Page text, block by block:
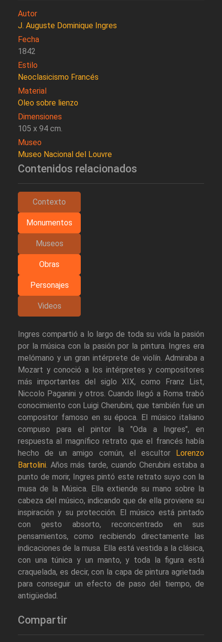
Autor
J. Auguste Dominique Ingres
Fecha
1842
Estilo
Neoclasicismo Francés
Material
Oleo sobre lienzo
Dimensiones
105 x 94 cm.
Museo
Museo Nacional del Louvre
Contenidos relacionados
Contexto
Monumentos
Museos
Obras
Personajes
Videos
Ingres compartió a lo largo de toda su vida la pasión
por la música con la pasión por la pintura. Ingres era
melómano y un gran intérprete de violín. Admiraba a
Mozart y conoció a los intérpretes y compositores
más importantes del siglo XIX, como Franz List,
Niccolo Paganini y otros. Cuando llegó a Roma trabó
conocimiento con Luigi Cherubini, que también fue un
compositor famoso en su época. El músico italiano
compuso para el pintor la "Oda a Ingres", en
respuesta al magnífico retrato que el francés había
hecho de un amigo común, el escultor Lorenzo
Bartolini. Años más tarde, cuando Cherubini estaba a
punto de morir, Ingres pintó este retrato suyo con la
musa de la Música. Ella extiende su mano sobre la
cabeza del músico, indicando que de ella proviene su
inspiración y su protección. El músico está pintado
con gesto absorto, reconcentrado en sus
pensamientos, como recibiendo directamente las
indicaciones de la musa. Ella está vestida a la clásica,
con una túnica y un manto, y toda la figura está
craquelada, es decir, con la capa de pintura agrietada
para conseguir un efecto de paso del tiempo, de
antigüedad.
Compartir